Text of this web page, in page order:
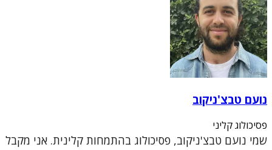
נועם טבצ'ניקוב
פסיכולוג קליני
שמי נועם טבצ'ניקוב, פסיכולוג בהתמחות קלינית. אני מקבל